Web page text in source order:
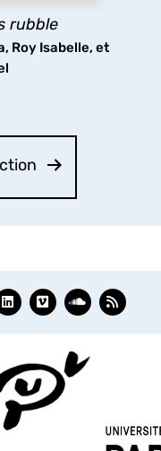
rubble
Roy Isabelle, et